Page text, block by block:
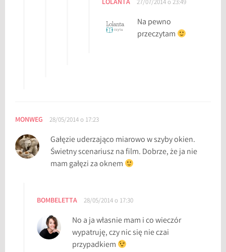
LOLANTA 27/07/2014 o 23:49
Na pewno
przeczytam
MONWEG 28/05/2014 o 17:23
Gałęzie uderzająco miarowo w szyby okien.
Świetny scenariusz na film. Dobrze, że ja nie
mam gałęzi za oknem
BOMBELETTA 28/05/2014 o 17:30
No a ja własnie mam i co wieczór
wypatruję, czy nic się nie czai
przypadkiem